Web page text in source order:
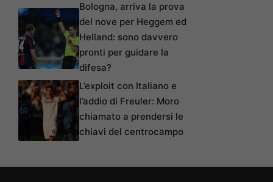
Bologna, arriva la prova
del nove per Heggem ed
Helland: sono davvero
pronti per guidare la
difesa?
L’exploit con Italiano e
l’addio di Freuler: Moro
chiamato a prendersi le
chiavi del centrocampo